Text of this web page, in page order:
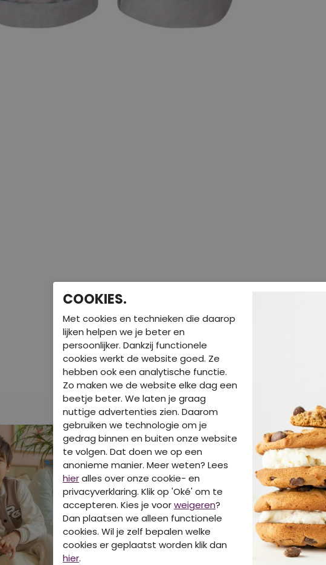
DIT IS OOK
COOKIES.
Met cookies en technieken die daarop
lijken helpen we je beter en
persoonlijker. Dankzij functionele
cookies werkt de website goed. Ze
hebben ook een analytische functie.
Zo maken we de website elke dag een
beetje beter. We laten je graag
nuttige advertenties zien. Daarom
gebruiken we technologie om je
gedrag binnen en buiten onze website
te volgen. Dat doen we op een
anonieme manier. Meer weten? Lees
hieralles over onze cookie- en
privacyverklaring. Klik op 'Oké' om te
accepteren. Kies je voorweigeren?
Dan plaatsen we alleen functionele
cookies. Wil je zelf bepalen welke
cookies er geplaatst worden klik dan
hier.